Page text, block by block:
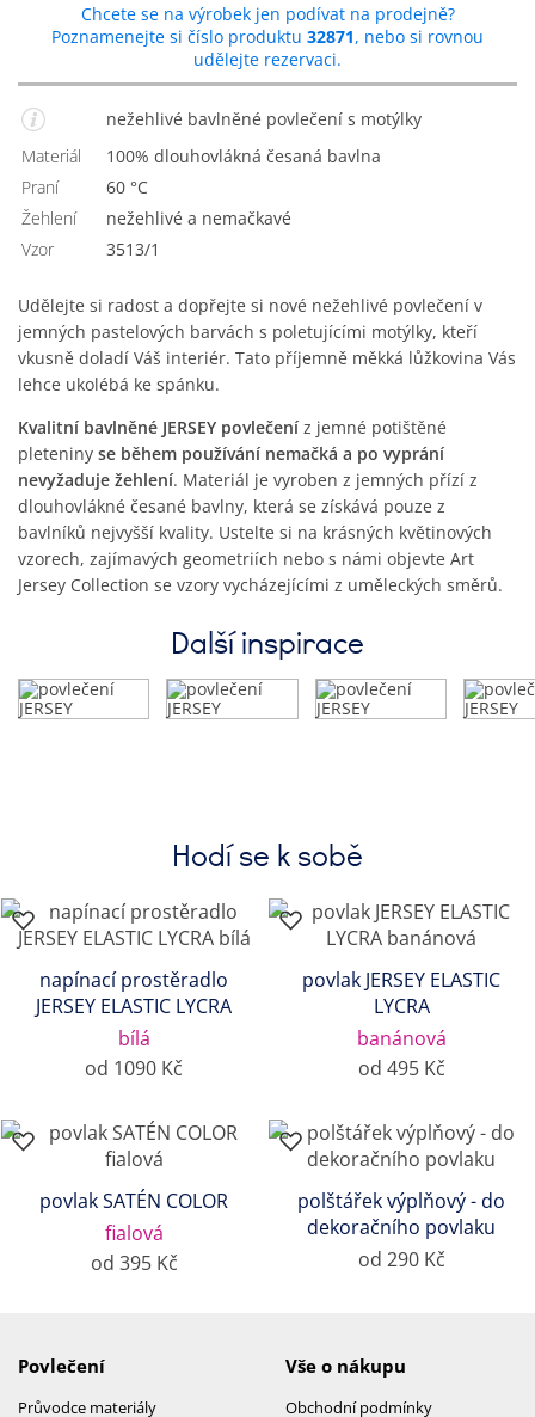
Chcete se na výrobek jen podívat na prodejně?
Poznamenejte si číslo produktu 32871, nebo si rovnou
udělejte rezervaci.
nežehlivé bavlněné povlečení s motýlky
Materiál
100% dlouhovlákná česaná bavlna
Praní
60 °C
Žehlení
Nežehlivé a nemačkavé
Vzor
3513/1
Udělejte si radost a dopřejte si nové nežehlivé povlečení v
jemných pastelových barvách s poletujícími motýlky, kteří
vkusně doladí Váš interiér. Tato příjemně měkká lůžkovina Vás
lehce ukolébá ke spánku.
Kvalitní bavlněné JERSEY povlečení z jemné potištěné
pleteniny se během používání nemačká a po vyprání
nevyžaduje žehlení. Materiál je vyroben z jemných přízí z
dlouhovlákné česané bavlny, která se získává pouze z
bavlníků nejvyšší kvality. Ustelte si na krásných květinových
vzorech, zajímavých geometriích nebo s námi objevte Art
Jersey Collection se vzory vycházejícími z uměleckých směrů.
Další inspirace
Hodí se k sobě
napínací prostěradlo
JERSEY ELASTIC LYCRA
bílá
od 1090 Kč
povlak JERSEY ELASTIC
LYCRA
banánová
od 495 Kč
povlak SATÉN COLOR
fialová
od 395 Kč
polštářek výplňový - do
dekoračního povlaku
od 290 Kč
Povlečení
Průvodce materiály
Vše o nákupu
Obchodní podmínky